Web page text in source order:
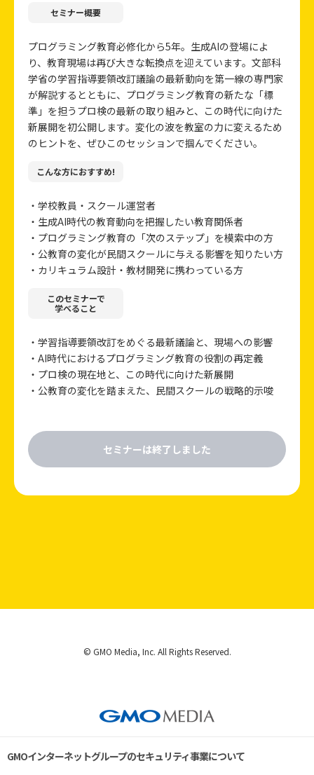
セミナー概要
プログラミング教育必修化から5年。生成AIの登場によ
り、教育現場は再び大きな転換点を迎えています。文部科
学省の学習指導要領改訂議論の最新動向を第一線の専門家
が解説するとともに、プログラミング教育の新たな「標
準」を担うプロ検の最新の取り組みと、この時代に向けた
新展開を初公開します。変化の波を教室の力に変えるため
こんな方におすすめ!
・学校教員・スクール運営者
・生成AI時代の教育動向を把握したい教育関係者
・プログラミング教育の「次のステップ」を模索中の方
・公教育の変化が民間スクールに与える影響を知りたい方
・カリキュラム設計・教材開発に携わっている方
このセミナーで
学べること
・学習指導要領改訂をめぐる最新議論と、現場への影響
・AI時代におけるプログラミング教育の役割の再定義
・プロ検の現在地と、この時代に向けた新展開
・公教育の変化を踏まえた、民間スクールの戦略的示唆
セミナーは終了しました
© GMO Media, Inc. All Rights Reserved.
GMOインターネットグループのセキュリティ事業について